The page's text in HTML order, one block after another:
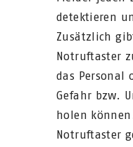
detektieren
Zusätzlich
Notruftaster
das Personal
Gefahr bzw.
holen
Notruftaster